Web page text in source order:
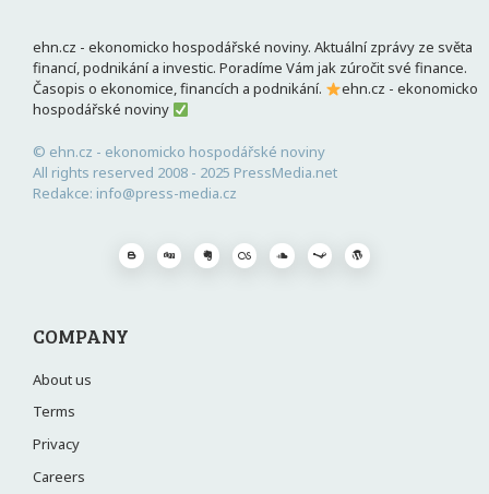
ehn.cz - ekonomicko hospodářské noviny. Aktuální zprávy ze světa
financí, podnikání a investic. Poradíme Vám jak zúročit své finance.
Časopis o ekonomice, financích a podnikání.
ehn.cz - ekonomicko
hospodářské noviny
© ehn.cz - ekonomicko hospodářské noviny
All rights reserved 2008 - 2025 PressMedia.net
Redakce: info@press-media.cz
COMPANY
About us
Terms
Privacy
Careers